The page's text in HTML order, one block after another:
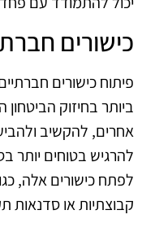
כישורים
פיתוח כישורים
ביותר בחיזוק
אחרים, להקשיב
להרגיש בטוחים יותר
לפתח כישורים אלה,
קבוצתיות או סדנאות